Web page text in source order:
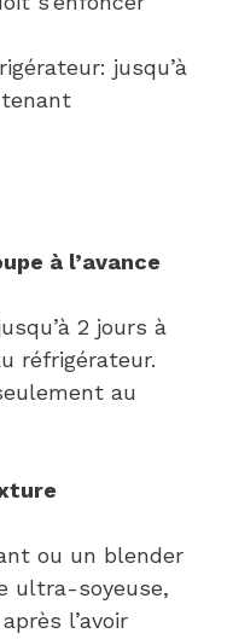
jusqu’à
à l’avance
2 jours à
réfrigérateur.
au
ou un blender
ultra-soyeuse,
l’avoir